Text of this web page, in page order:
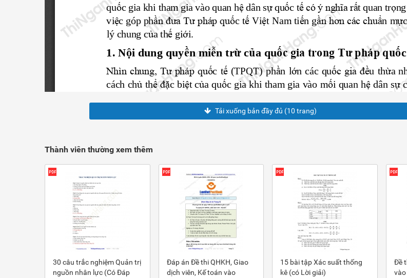
Tải xuống bản đầy đủ (10 trang)
Thành viên thường xem thêm
30 câu trắc nghiệm Quản trị
nguồn nhân lực (Có Đáp
Đáp án Đề thi QHKH, Giao
dịch viên, Kế toán vào
15 bài tập Xác suất thống
kê (có Lời giải)
Đề
vào